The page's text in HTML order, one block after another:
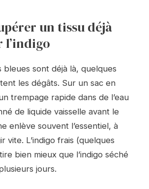
un tissu déjà
l’indigo
bleues sont déjà là, quelques
les dégâts. Sur un sac en
trempage rapide dans de l’eau
de liquide vaisselle avant le
enlève souvent l’essentiel, à
vite. L’indigo frais (quelques
bien mieux que l’indigo séché
jours.